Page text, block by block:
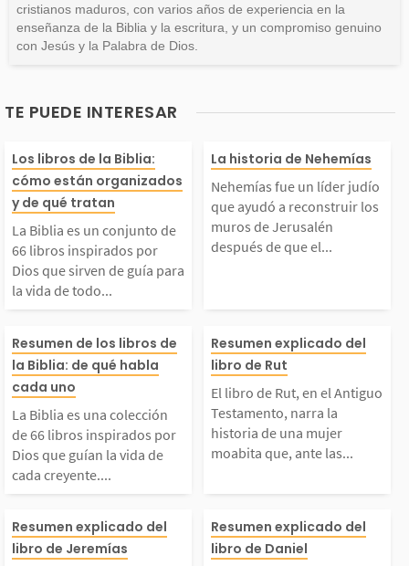
cristianos maduros, con varios años de experiencia en la
enseñanza de la Biblia y la escritura, y un compromiso genuino
con Jesús y la Palabra de Dios.
TE PUEDE INTERESAR
Biblia es un conjun
de 66 libros inspira
por Dios que sirve
de guía para la vida
todo creyente. Esos
fueron escritos
más de 40 person
Los libros de la Biblia:
cómo están organizados
y de qué tratan
La Biblia es un conjunto de
66 libros inspirados por
Dios que sirven de guía para
la vida de todo...
Nehemías fue
judío que
onstruir los
Jerusalén
que el pueblo
risionero en
a. Él era el
l...
La historia de Nehemías
Nehemías fue un líder judío
que ayudó a reconstruir los
muros de Jerusalén
después de que el...
Biblia es una colec
de 66 libros inspi
por Dios que gu
la vida de cada cr
Estos libros fu
Resumen de los libros de
la Biblia: de qué habla
cada uno
La Biblia es una colección
de 66 libros inspirados por
Dios que guían la vida de
cada creyente....
El libro de
Antiguo
arra la
a mujer
ante las
Resumen explicado del
libro de Rut
El libro de Rut, en el Antiguo
Testamento, narra la
historia de una mujer
moabita que, ante las...
libro de Jeremías c
Resumen explicado del
libro de Jeremías
El libro de
Resumen explicado del
libro de Daniel